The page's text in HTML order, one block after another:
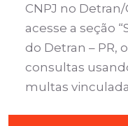
CNPJ no
acesse a seção
do Detran – PR,
consultas
multas